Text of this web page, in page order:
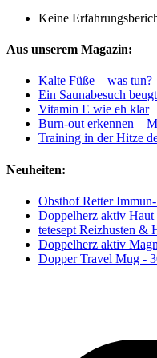
Keine
Aus unserem Magazin:
Kalte Füße – was tun?
Ein Saunabesuch
Vitamin E wie eh klar
Burn-out erkennen –
Training in der Hitze
Neuheiten:
Obsthof Retter
Doppelherz aktiv Haut
tetesept Reizhusten &
Doppelherz aktiv
Dopper Travel Mug -